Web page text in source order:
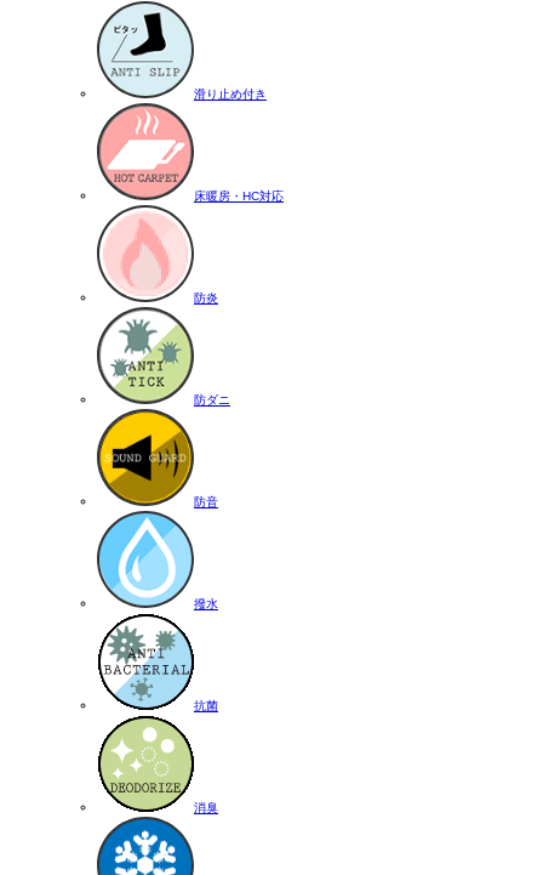
滑り止め付き
床暖房・HC対応
防炎
防ダニ
防音
撥水
抗菌
消臭